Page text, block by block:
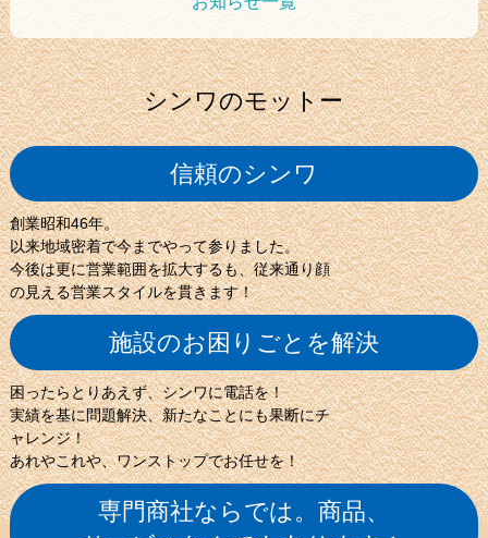
シンワのモットー
信頼のシンワ
創業昭和46年。
以来地域密着で今までやって参りました。
今後は更に営業範囲を拡大するも、従来通り顔
の見える営業スタイルを貫きます！
施設のお困りごとを解決
困ったらとりあえず、シンワに電話を！
実績を基に問題解決、新たなことにも果断にチ
ャレンジ！
あれやこれや、ワンストップでお任せを！
専門商社ならでは。商品、